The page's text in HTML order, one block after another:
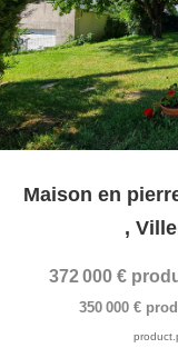
,
372 000 €
350 000 €